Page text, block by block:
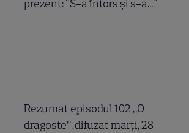
prezent: "S-a întors și s-a..."
Rezumat episodul 102 „O
dragoste”, difuzat marți, 28